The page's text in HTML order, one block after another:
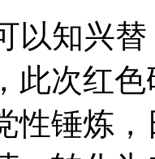
知兴替
此次红
性锤炼